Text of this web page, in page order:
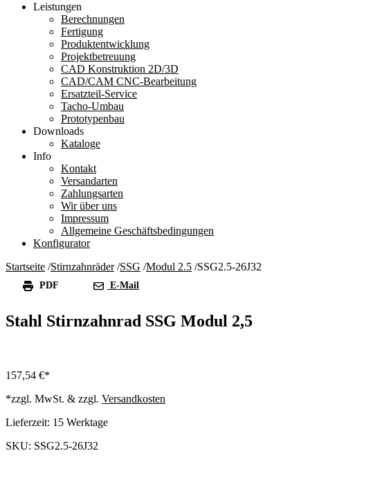
Leistungen
Berechnungen
Fertigung
Produktentwicklung
Projektbetreuung
CAD Konstruktion 2D/3D
CAD/CAM CNC-Bearbeitung
Ersatzteil-Service
Tacho-Umbau
Prototypenbau
Downloads
Kataloge
Info
Kontakt
Versandarten
Zahlungsarten
Wir über uns
Impressum
Allgemeine Geschäftsbedingungen
Konfigurator
Startseite /Stirnzahnräder/SSG /Modul 2.5 /SSG2.5-26J32
PDF E-Mail
Stahl Stirnzahnrad SSG Modul 2,5
157,54 €
*zzgl. MwSt. & zzgl. Versandkosten
Lieferzeit: 15 Werktage
SKU: SSG2.5-26J32